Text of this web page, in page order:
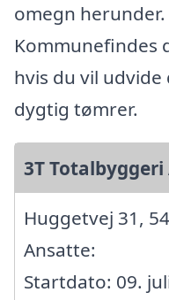
omegn
Kommunefindes
hvis du vil
dygtig tømrer.
3T Totalbyggeri
Huggetvej 31,
Ansatte:
Startdato: 09.